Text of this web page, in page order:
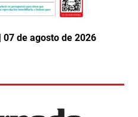
de agosto de 2026